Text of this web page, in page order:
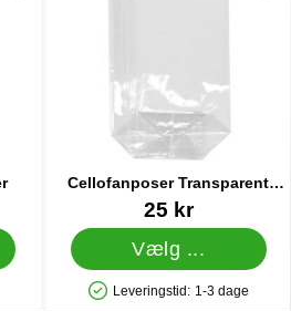
Cellofanposer Transparent
Large
Varenr 1144425 kr
Vælg ...
Produkttilgængelighed: På lager
Leveringstid: 1-3 dage